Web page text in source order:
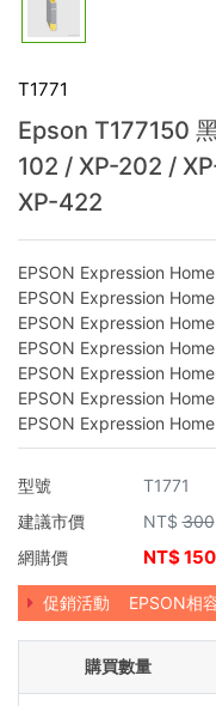
T1771
Epson T177150
102 / XP-202 /
XP-422
EPSON Expression
EPSON Expression
EPSON Expression
EPSON Expression
EPSON Expression
EPSON Expression
EPSON Expression
型號
T1771
建議市價
NT$ 300
網購價
NT$150
促銷活動 EPSON相
購買數量